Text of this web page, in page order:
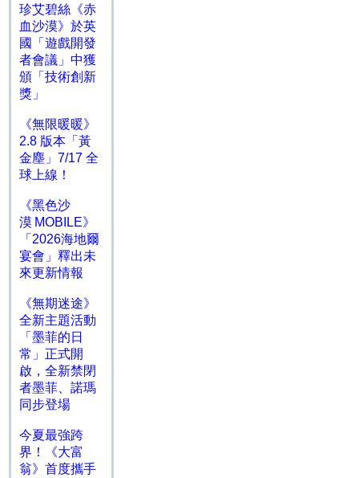
珍艾碧絲《赤
血沙漠》於英
國「遊戲開發
者會議」中獲
頒「技術創新
獎」
《無限暖暖》
2.8 版本「黃
金塵」7/17 全
球上線！
《黑色沙
漠 MOBILE》
「2026海地爾
宴會」釋出未
來更新情報
《無期迷途》
全新主題活動
「墨菲的日
常」正式開
啟，全新禁閉
者墨菲、諾瑪
同步登場
今夏最強跨
界！《大富
翁》首度攜手